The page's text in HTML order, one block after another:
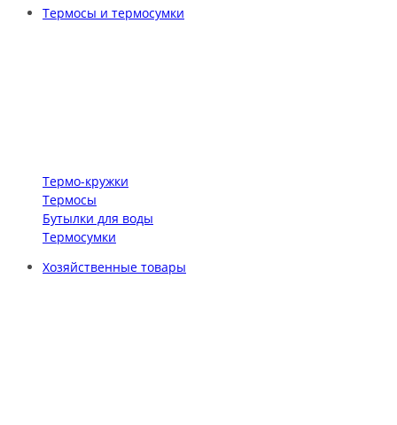
Термосы и термосумки
Термо-кружки
Термосы
Бутылки для воды
Термосумки
Хозяйственные товары